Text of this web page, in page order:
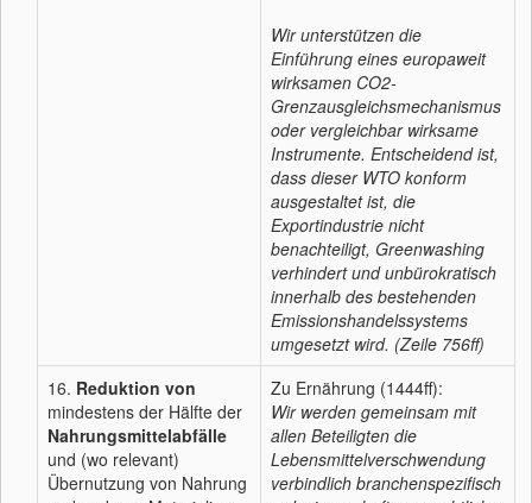
Wir unterstützen die
Einführung eines europaweit
wirksamen CO2-
Grenzausgleichsmechanismus
oder vergleichbar wirksame
Instrumente. Entscheidend ist,
dass dieser WTO konform
ausgestaltet ist, die
Exportindustrie nicht
benachteiligt, Greenwashing
verhindert und unbürokratisch
innerhalb des bestehenden
Emissionshandelssystems
umgesetzt wird. (Zeile 756ff)
16. Reduktion von
mindestens der Hälfte der
Nahrungsmittelabfälle
und (wo relevant)
Übernutzung von Nahrung
Zu Ernährung (1444ff):
Wir werden gemeinsam mit
allen Beteiligten die
Lebensmittelverschwendung
verbindlich branchenspezifisch